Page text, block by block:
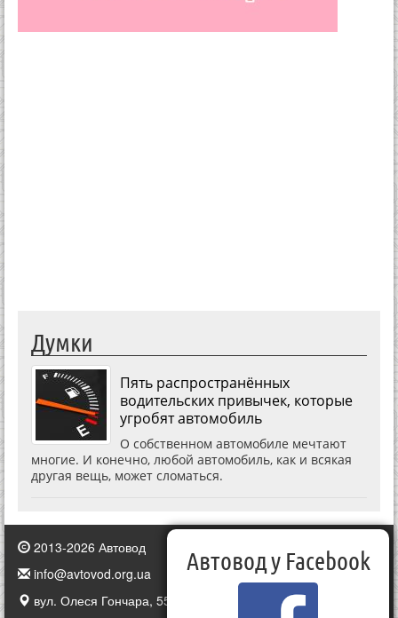
Думки
Пять распространённых
водительских привычек, которые
угробят автомобиль
О собственном автомобиле мечтают
многие. И конечно, любой автомобиль, как и всякая
другая вещь, может сломаться.
2013-2026 Автовод
info@avtovod.org.ua
вул. Олеся Гончара, 55, Київ, Україна
Автовод у Facebook